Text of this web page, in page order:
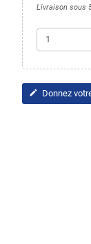
Livraison sous
edit Donnez